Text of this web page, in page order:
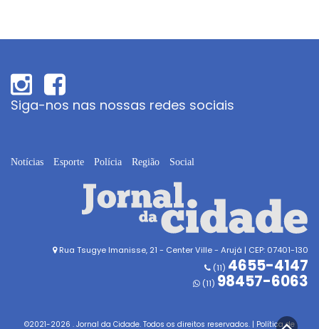
Siga-nos nas nossas redes sociais
Notícias Esporte Polícia Região Social
Rua Tsugye Imanisse, 21 - Center Ville - Arujá | CEP: 07401-130
(11) 4655-4147
(11) 98457-6063
©2021-2026 . Jornal da Cidade. Todos os direitos reservados. | Política de